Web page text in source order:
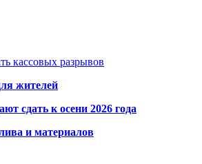
кассовых разрывов
жителей
сдать к осени 2026 года
и материалов